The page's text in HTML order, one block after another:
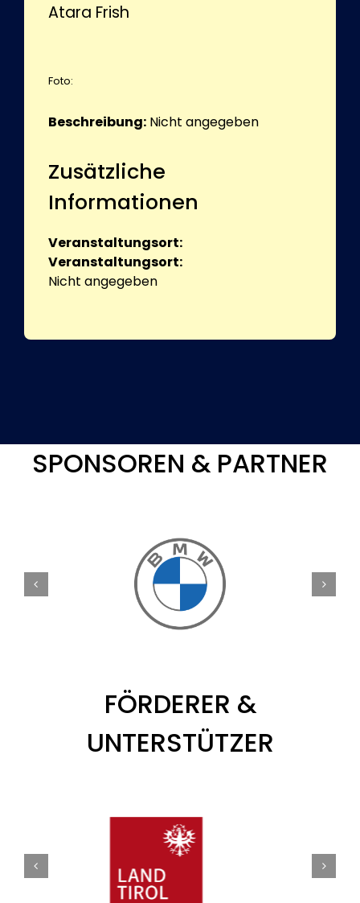
Atara Frish
Foto:
Beschreibung: Nicht angegeben
Zusätzliche
Informationen
Veranstaltungsort:
Veranstaltungsort:
Nicht angegeben
SPONSOREN & PARTNER
FÖRDERER &
UNTERSTÜTZER